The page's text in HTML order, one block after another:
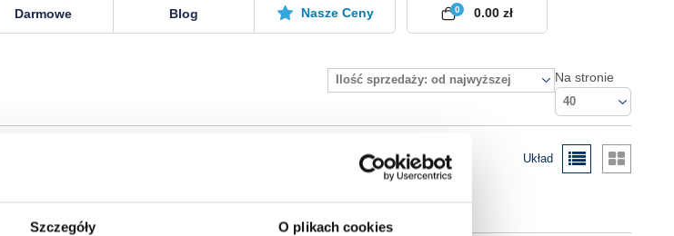
Szczegóły O plikach cookies
Darmowe Blog Nasze Ceny 0
0.00 zł
Ilość sprzedaży: od najwyższej Na stronie
40
Układ